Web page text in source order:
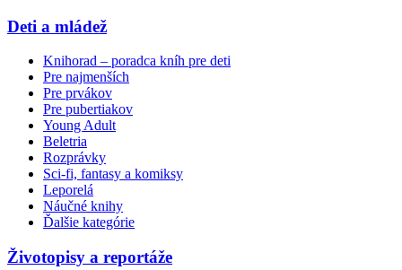
Deti a mládež
Knihorad – poradca kníh pre deti
Pre najmenších
Pre prvákov
Pre pubertiakov
Young Adult
Beletria
Rozprávky
Sci-fi, fantasy a komiksy
Leporelá
Náučné knihy
Ďalšie kategórie
Životopisy a reportáže